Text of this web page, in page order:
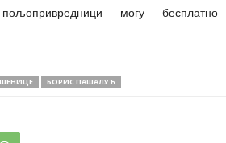
могу бесплатно
БОРИС ПАШАЛУЋ